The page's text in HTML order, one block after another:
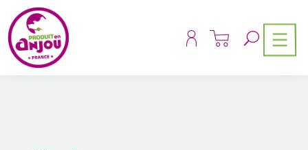
Panneau de gestion des cookies